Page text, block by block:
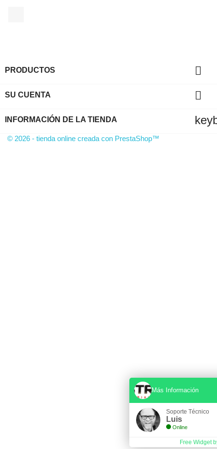
PRODUCTOS 
SU CUENTA 
INFORMACIÓN DE LA TIENDA
© 2026 - tienda online creada con PrestaShop™
Más Información
Soporte Técnico
Luis
Online
Free Widget